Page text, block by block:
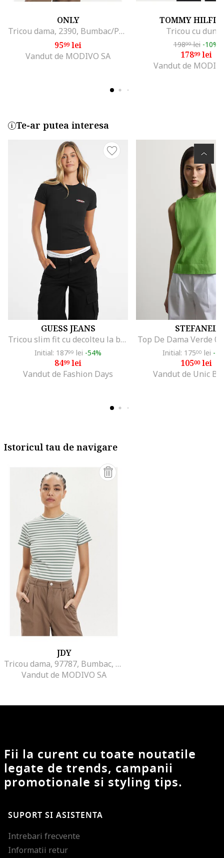
ONLY
Tricou dama, 2390, Bumbac/Poliester, Verde
9599lei
Vandut de MODIVO SA
TOMMY
Tricou cu
19899lei -10%
17899lei
Vandut de
Te-ar putea interesa
GUESS JEANS
Tricou slim fit cu decolteu la baza gatului, Alb/Negru/Rosu stins
Initial: 18799 lei -54%
8499lei
Vandut de Fashion Days
STEFANEL
Top De Dama Verde
Initial: 17500 lei -
10500lei
Vandut de Unic
Istoricul tau de navigare
JDY
Tricou dama, 97787, Bumbac, Alb
Vandut de MODIVO SA
Fii la curent cu toate noutatile
legate de trends, campanii
promotionale si styling tips.
SUPORT SI ASISTENTA
Intrebari frecvente
Informatii retur